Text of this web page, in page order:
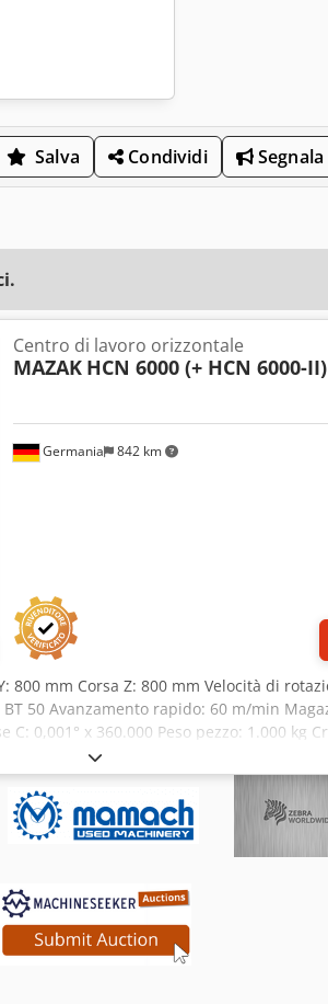
Salva Condividi
Germania 842 km
Centro di lavoro orizzontale
MAZAK HCN 6000 (+ HCN 6000-II)
800 mm Corsa Z: 800 mm Velocità di
50 Avanzamento rapido: 60 m/min
0,001° x 360.000 Peso pezzo: 1.000 kg
orizzontali (HCN 6000 + HCN 6000-II,
doppio, Evacuatore trucioli, Impianto
circa 300 portautensili, 4 cubi di fissaggio,